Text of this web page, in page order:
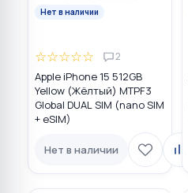
Нет в наличии
☆☆☆☆☆ 2
Apple iPhone 15 512GB
Yellow (Жёлтый) MTPF3
Global DUAL SIM (nano SIM
+ eSIM)
Нет в наличии